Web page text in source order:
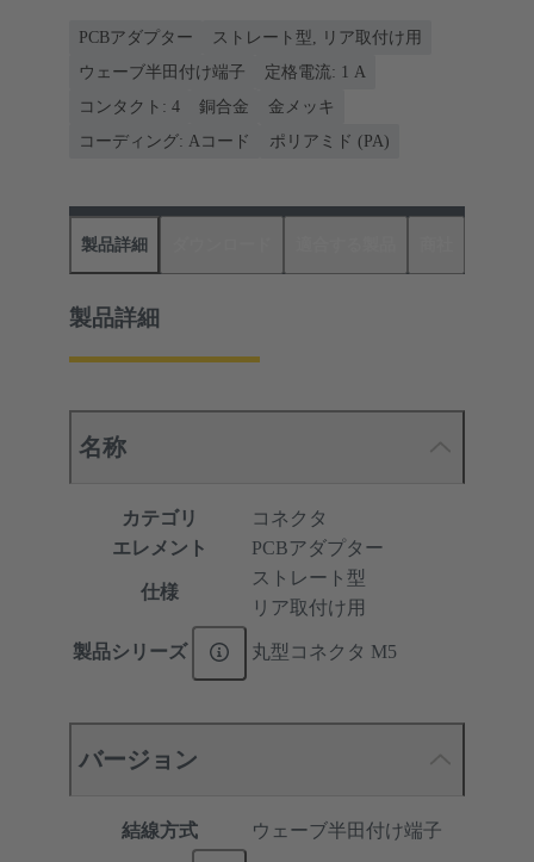
PCBアダプター
ストレート型, リア取付け用
ウェーブ半田付け端子
定格電流: ‌1 A
コンタクト: 4
銅合金
金メッキ
コーディング: Aコード
ポリアミド (PA)
製品詳細
製品詳細
名称
カテゴリ
コネクタ
エレメント
PCBアダプター
仕様
ストレート型
リア取付け用
製品シリーズ 丸型コネクタ M5
バージョン
結線方式 ウェーブ半田付け端子